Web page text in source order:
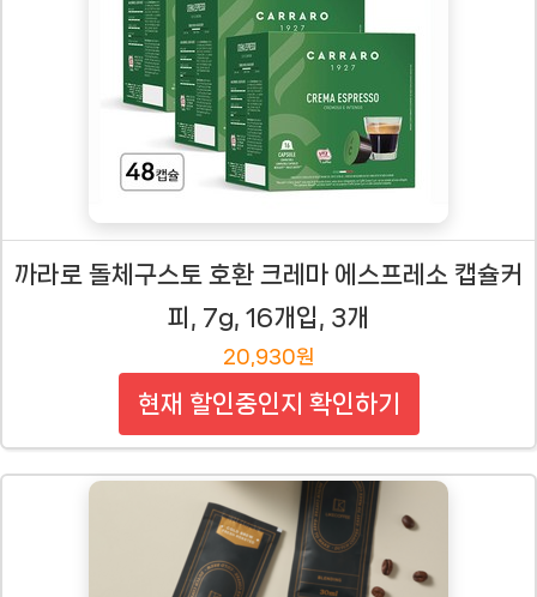
까라로 돌체구스토 호환 크레마 에스프레소 캡슐커
피, 7g, 16개입, 3개
20,930원
현재 할인중인지 확인하기